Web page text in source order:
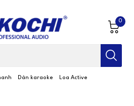
Dàn karaoke Loa Active
0